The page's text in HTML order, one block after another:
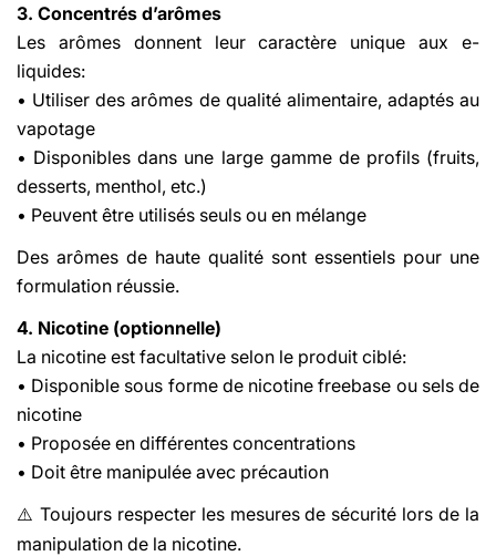
3. Concentrés d’arômes
Les arômes donnent leur caractère unique aux e-
liquides:
• Utiliser des arômes de qualité alimentaire, adaptés au
vapotage
• Disponibles dans une large gamme de profils (fruits,
desserts, menthol, etc.)
• Peuvent être utilisés seuls ou en mélange
Des arômes de haute qualité sont essentiels pour une
formulation réussie.
4. Nicotine (optionnelle)
La nicotine est facultative selon le produit ciblé:
• Disponible sous forme de nicotine freebase ou sels de
nicotine
• Proposée en différentes concentrations
• Doit être manipulée avec précaution
⚠️ Toujours respecter les mesures de sécurité lors de la
manipulation de la nicotine.